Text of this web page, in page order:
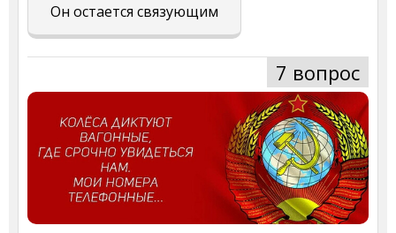
Он остается связующим
7 вопрос